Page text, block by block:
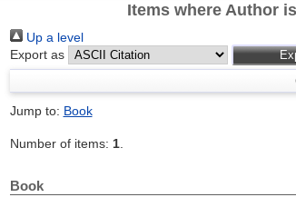
Items where Author
Up a level
Export as
Jump to: Book
Number of items: 1.
Book